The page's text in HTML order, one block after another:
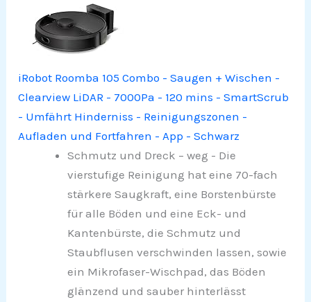
iRobot Roomba 105 Combo - Saugen + Wischen -
Clearview LiDAR - 7000Pa - 120 mins - SmartScrub
- Umfährt Hinderniss - Reinigungszonen -
Aufladen und Fortfahren - App - Schwarz
Schmutz und Dreck – weg - Die
vierstufige Reinigung hat eine 70-fach
stärkere Saugkraft, eine Borstenbürste
für alle Böden und eine Eck- und
Kantenbürste, die Schmutz und
Staubflusen verschwinden lassen, sowie
ein Mikrofaser-Wischpad, das Böden
glänzend und sauber hinterlässt